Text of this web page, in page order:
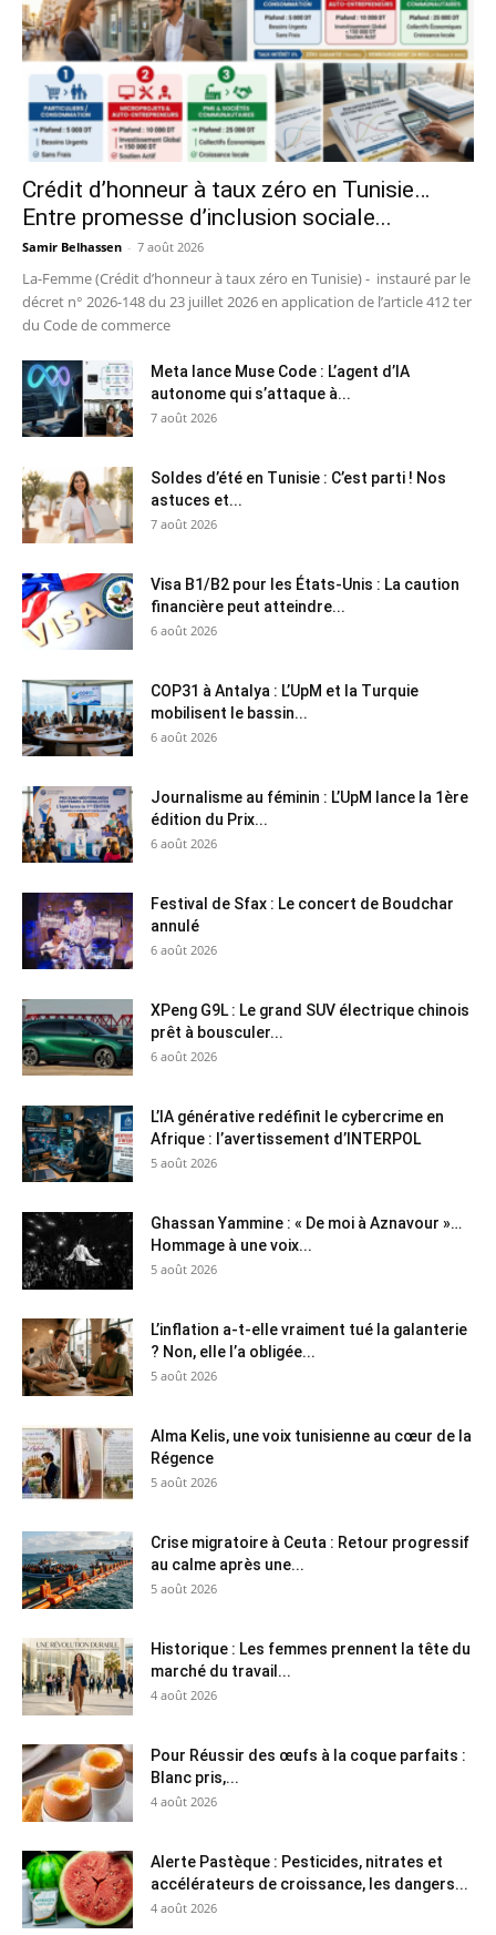
Crédit d’honneur à taux zéro en Tunisie…
Entre promesse d’inclusion sociale...
Samir Belhassen - 7 août 2026
La-Femme (Crédit d’honneur à taux zéro en Tunisie) - instauré par le
décret n° 2026-148 du 23 juillet 2026 en application de l’article 412 ter
du Code de commerce
Meta lance Muse Code : L’agent d’IA
autonome qui s’attaque à...
7 août 2026
Soldes d’été en Tunisie : C’est parti ! Nos
astuces et...
7 août 2026
Visa B1/B2 pour les États-Unis : La caution
financière peut atteindre...
6 août 2026
COP31 à Antalya : L’UpM et la Turquie
mobilisent le bassin...
6 août 2026
Journalisme au féminin : L’UpM lance la 1ère
édition du Prix...
6 août 2026
Festival de Sfax : Le concert de Boudchar
annulé
6 août 2026
XPeng G9L : Le grand SUV électrique chinois
prêt à bousculer...
6 août 2026
L’IA générative redéfinit le cybercrime en
Afrique : l’avertissement d’INTERPOL
5 août 2026
Ghassan Yammine : « De moi à Aznavour »…
Hommage à une voix...
5 août 2026
L’inflation a-t-elle vraiment tué la galanterie
? Non, elle l’a obligée...
5 août 2026
Alma Kelis, une voix tunisienne au cœur de la
Régence
5 août 2026
Crise migratoire à Ceuta : Retour progressif
au calme après une...
5 août 2026
Historique : Les femmes prennent la tête du
marché du travail...
4 août 2026
Pour Réussir des œufs à la coque parfaits :
Blanc pris,...
4 août 2026
Alerte Pastèque : Pesticides, nitrates et
accélérateurs de croissance, les dangers...
4 août 2026